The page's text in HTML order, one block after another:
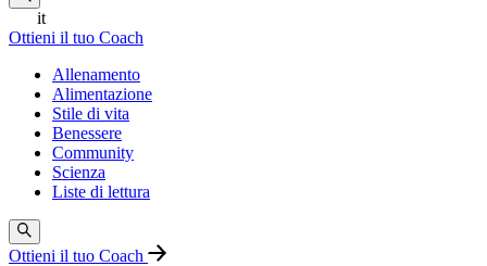
it
Ottieni il tuo Coach
Allenamento
Alimentazione
Stile di vita
Benessere
Community
Scienza
Liste di lettura
Ottieni il tuo Coach